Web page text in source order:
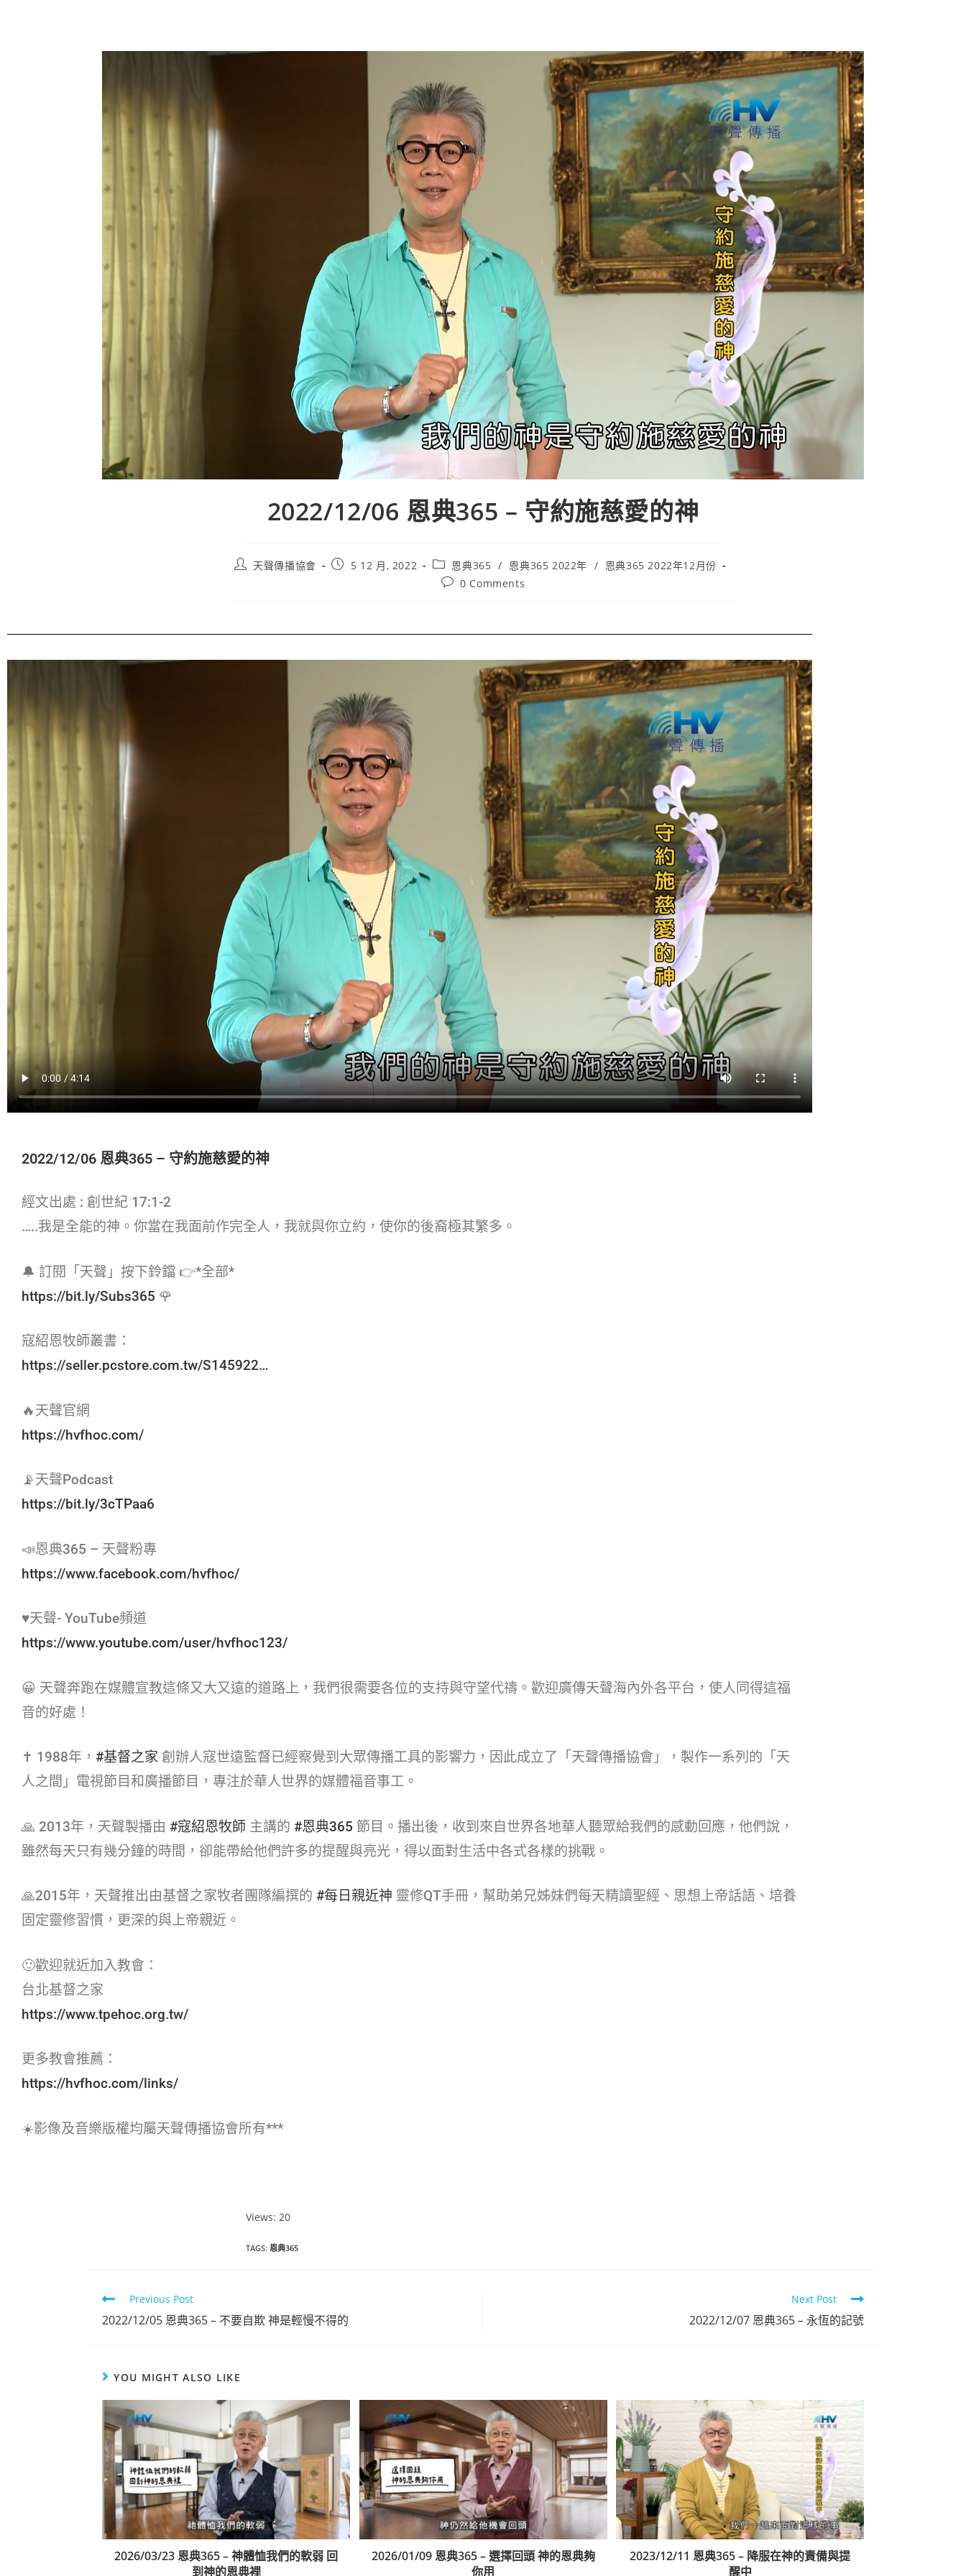
2022/12/06 恩典365 – 守約施慈愛的神
天聲傳播協會 5 12 月, 2022 恩典365 / 恩典365 2022年 / 恩典365 2022年12月份
0 Comments
2022/12/06 恩典365 – 守約施慈愛的神
經文出處 : 創世紀 17:1-2
…..我是全能的神。你當在我面前作完全人，我就與你立約，使你的後裔極其繁多。
🔔 訂閱「天聲」按下鈴鐺 👉*全部*
https://bit.ly/Subs365 🌹
寇紹恩牧師叢書：
https://seller.pcstore.com.tw/S145922…
🔥天聲官網
https://hvfhoc.com/
📡天聲Podcast
https://bit.ly/3cTPaa6
📣恩典365 – 天聲粉專
https://www.facebook.com/hvfhoc/
♥天聲- YouTube頻道
https://www.youtube.com/user/hvfhoc123/
😀 天聲奔跑在媒體宣教這條又大又遠的道路上，我們很需要各位的支持與守望代禱。歡迎廣傳天聲海內外各平台，使人同得這福
音的好處！
✝ 1988年， #基督之家​ 創辦人寇世遠監督已經察覺到大眾傳播工具的影響力，因此成立了「天聲傳播協會」，製作一系列的「天
人之間」電視節目和廣播節目，專注於華人世界的媒體福音事工。
🙏 2013年，天聲製播由 #寇紹恩牧師​ 主講的 #恩典365​ 節目。播出後，收到來自世界各地華人聽眾給我們的感動回應，他們說，
雖然每天只有幾分鐘的時間，卻能帶給他們許多的提醒與亮光，得以面對生活中各式各樣的挑戰。
🙏2015年，天聲推出由基督之家牧者團隊編撰的 #每日親近神​ 靈修QT手冊，幫助弟兄姊妹們每天精讀聖經、思想上帝話語、培養
固定靈修習慣，更深的與上帝親近。
🙂歡迎就近加入教會：
台北基督之家
https://www.tpehoc.org.tw/
更多教會推薦：
https://hvfhoc.com/links/
☀️影像及音樂版權均屬天聲傳播協會所有***
Views: 20
TAGS: 恩典365
Previous Post
2022/12/05 恩典365 – 不要自欺 神是輕慢不得的
Next Post
2022/12/07 恩典365 – 永恆的記號
YOU MIGHT ALSO LIKE
2026/03/23 恩典365 – 神體恤我們的軟弱 回
到神的恩典裡
2026/01/09 恩典365 – 選擇回頭 神的恩典夠
你用
2023/12/11 恩典365 – 降服在神的責備與提
醒中